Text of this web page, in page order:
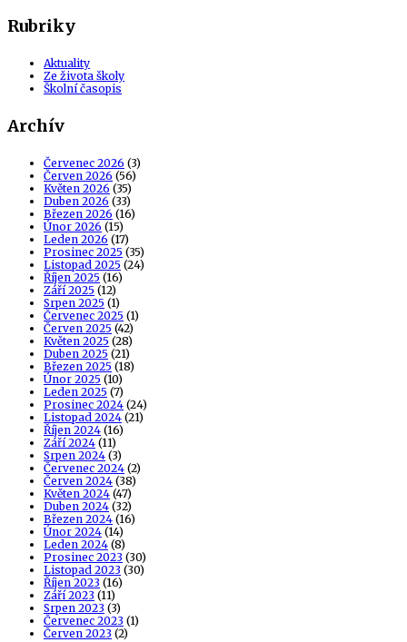
Rubriky
Aktuality
Ze života školy
Školní časopis
Archív
Červenec 2026 (3)
Červen 2026 (56)
Květen 2026 (35)
Duben 2026 (33)
Březen 2026 (16)
Únor 2026 (15)
Leden 2026 (17)
Prosinec 2025 (35)
Listopad 2025 (24)
Říjen 2025 (16)
Září 2025 (12)
Srpen 2025 (1)
Červenec 2025 (1)
Červen 2025 (42)
Květen 2025 (28)
Duben 2025 (21)
Březen 2025 (18)
Únor 2025 (10)
Leden 2025 (7)
Prosinec 2024 (24)
Listopad 2024 (21)
Říjen 2024 (16)
Září 2024 (11)
Srpen 2024 (3)
Červenec 2024 (2)
Červen 2024 (38)
Květen 2024 (47)
Duben 2024 (32)
Březen 2024 (16)
Únor 2024 (14)
Leden 2024 (8)
Prosinec 2023 (30)
Listopad 2023 (30)
Říjen 2023 (16)
Září 2023 (11)
Srpen 2023 (3)
Červenec 2023 (1)
Červen 2023 (2)